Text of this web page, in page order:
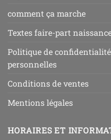
comment ça marche
Textes faire-part
Politique de
personnelles
Conditions de ventes
Mentions légales
HORAIRES ET